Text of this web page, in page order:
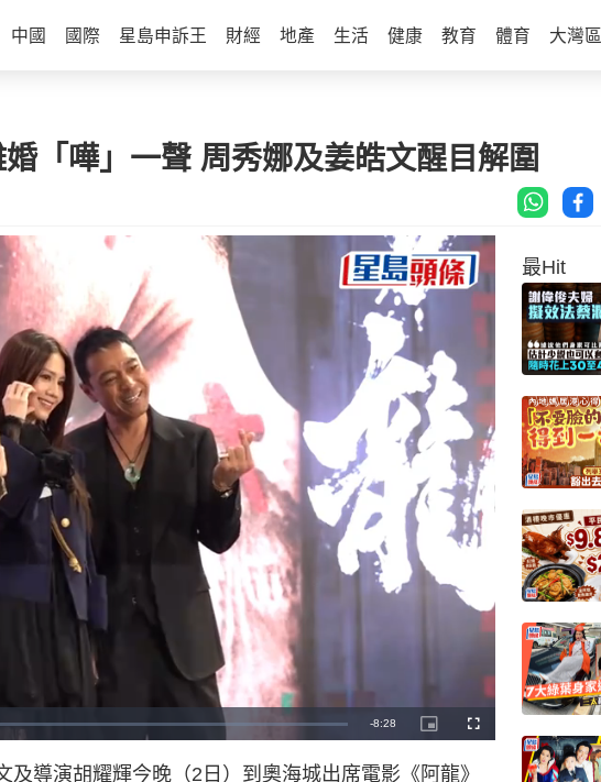
中國 國際 星島申訴王 財經 地產 生活 健康 教育 體育 大灣區
「嘩」一聲 周秀娜及姜皓文醒目解圍
R
-8:28
P
i
u
F
u
導演胡耀輝今晚（2日）到奧海城出席電影《阿龍》
最Hit